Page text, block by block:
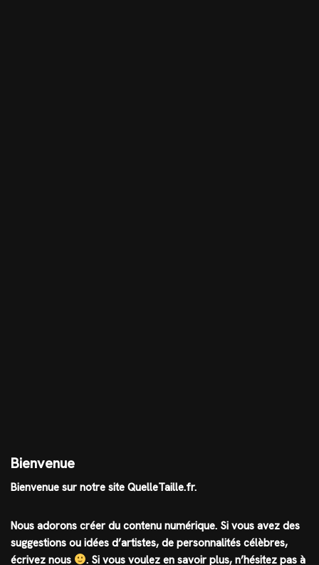
Bienvenue
Bienvenue sur notre site QuelleTaille.fr.
Nous adorons créer du contenu numérique. Si vous avez des
suggestions ou idées d’artistes, de personnalités célèbres,
écrivez nous
. Si vous voulez en savoir plus, n’hésitez pas à